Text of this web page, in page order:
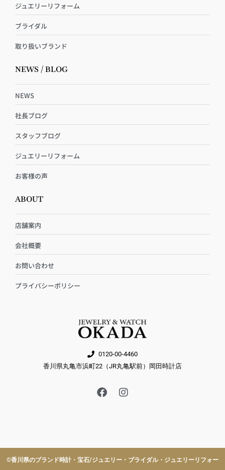
ジュエリーリフォーム
ブライダル
取り扱いブランド
NEWS / BLOG
NEWS
社長ブログ
スタッフブログ
ジュエリーリフォーム
お客様の声
ABOUT
店舗案内
会社概要
お問い合わせ
プライバシーポリシー
0120-00-4460
香川県丸亀市浜町22（JR丸亀駅前）岡田時計店
F
a
o
k
I
n
r
a
©︎香川県のブランド時計・宝石/ジュエリー・ブライダル・ジュエリーリフォー